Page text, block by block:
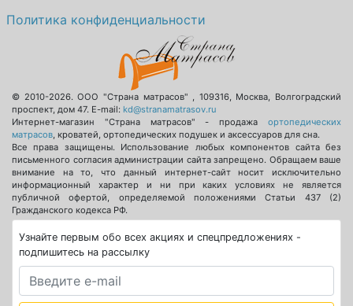
Политика конфиденциальности
© 2010-2026.ООО "Страна матрасов" , 109316, Москва, Волгоградский
проспект, дом 47. E-mail: kd@stranamatrasov.ru
Интернет-магазин "Страна матрасов" - продажа ортопедических
матрасов, кроватей, ортопедических подушек и аксессуаров для сна.
Все права защищены. Использование любых компонентов сайта без
письменного согласия администрации сайта запрещено. Обращаем ваше
внимание на то, что данный интернет-сайт носит исключительно
информационный характер и ни при каких условиях не является
публичной офертой, определяемой положениями Статьи 437 (2)
Гражданского кодекса РФ.
Узнайте первым обо всех акциях и спецпредложениях -
подпишитесь на рассылку